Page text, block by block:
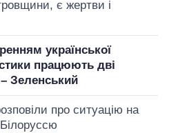
є жертви і
української
працюють дві
– Зеленський
про ситуацію на